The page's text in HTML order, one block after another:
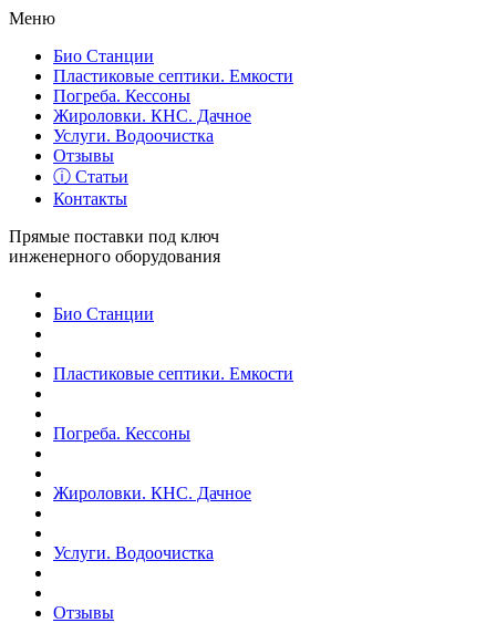
Меню
Био Станции
Пластиковые септики. Емкости
Погреба. Кессоны
Жироловки. КНС. Дачное
Услуги. Водоочистка
Отзывы
ⓘ Статьи
Контакты
Прямые поставки под ключ
инженерного оборудования
Био Станции
Пластиковые септики. Емкости
Погреба. Кессоны
Жироловки. КНС. Дачное
Услуги. Водоочистка
Отзывы